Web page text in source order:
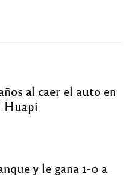
al caer el auto en
Huapi
y le gana 1-0 a